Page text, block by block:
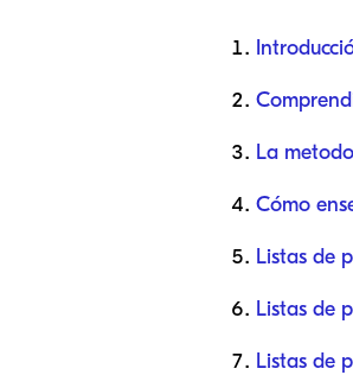
La
Cómo
Listas de
Listas de
Listas de